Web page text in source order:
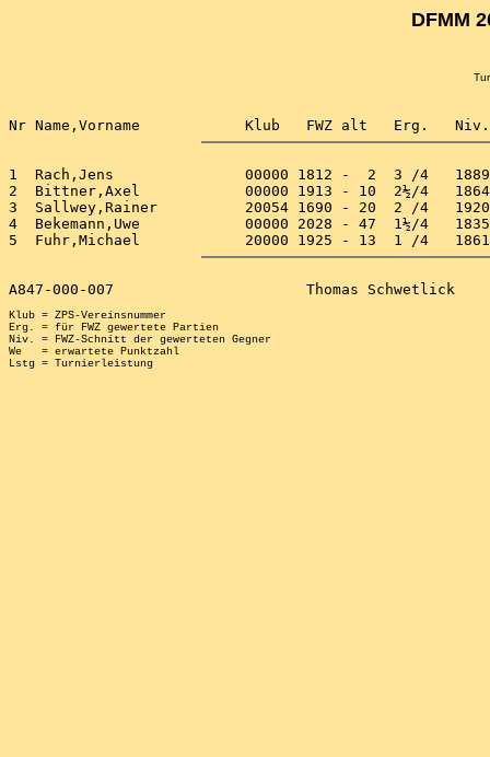
DFMM
1  Rach,Jens               00000 1812 -  2  3 /4
2  Bittner,Axel            00000 1913 - 10  2½/4
3  Sallwey,Rainer          20054 1690 - 20  2 /4
4  Bekemann,Uwe            00000 2028 - 47  1½/4
Klub = ZPS-Vereinsnummer
Erg. = für FWZ gewertete Partien
Niv. = FWZ-Schnitt der gewerteten Gegner
We   = erwartete Punktzahl